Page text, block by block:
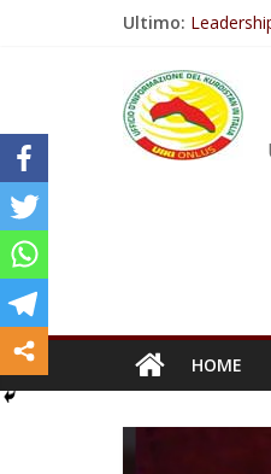
Ultimo:
Non
Il KNK
Abdullah
HOME